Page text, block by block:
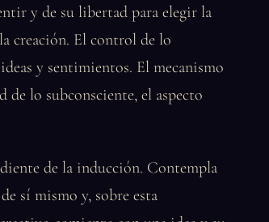
y de su libertad para elegir la
creación. El control de lo
y sentimientos. El mecanismo
lo subconsciente, el aspecto
de la inducción. Contempla
sí mismo y, sobre esta